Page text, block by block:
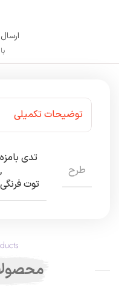
توضیحات تکمیلی
طرح
تدی بامزه
,
توت فرنگی